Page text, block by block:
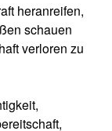
heranreifen,
schauen
verloren zu